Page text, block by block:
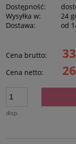
Dostępność:
Wysyłka w:
24
Dostawa:
od
Cena nie zawiera
Cena brutto:
Cena netto:
disp.